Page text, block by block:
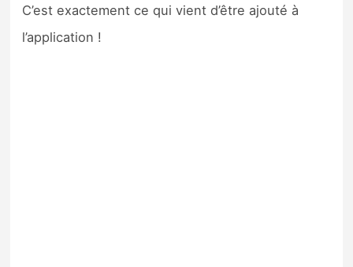
C’est exactement ce qui vient d’être ajouté à
l’application !